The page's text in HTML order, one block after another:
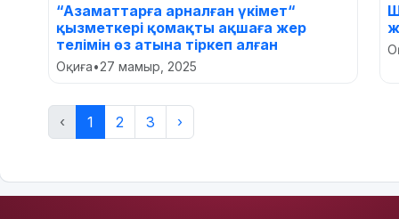
“Азаматтарға арналған үкімет“
қызметкері қомақты ақшаға жер
телімін өз атына тіркеп алған
Оқиға•27 мамыр, 2025
‹ 1 2 3 ›